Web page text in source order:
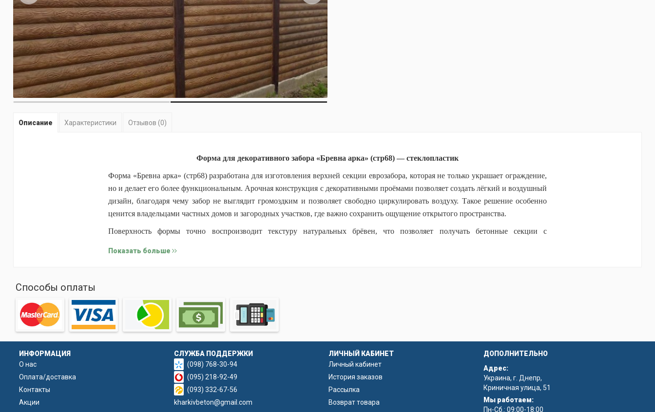
Описание Характеристики Отзывов (0)
Форма для декоративного забора «Бревна арка» (стр68) — стеклопластик
Форма «Бревна арка» (стр68) разработана для изготовления верхней секции еврозабора, которая не только украшает ограждение,
но и делает его более функциональным. Арочная конструкция с декоративными проёмами позволяет создать лёгкий и воздушный
дизайн, благодаря чему забор не выглядит громоздким и позволяет свободно циркулировать воздуху. Такое решение особенно
ценится владельцами частных домов и загородных участков, где важно сохранить ощущение открытого пространства.
Поверхность формы точно воспроизводит текстуру натуральных брёвен, что позволяет получать бетонные секции с
протяжении длительного времени.
Секция «Бревна арка» помогает придать ограждению завершённый архитектурный вид. Она отлично сочетается с другими
элементами серии «Бревна» и позволяет создавать оригинальные заборы с эффектом натурального дерева, которые привлекают
внимание и выгодно выделяются среди стандартных бетонных ограждений.
-Имеет небольшой вес по сравнению с металлическими аналогами.
-Обеспечивает удобную распалубку готовых изделий.
-Экономически выгодна благодаря длительному сроку службы.
Показать больше
Способы оплаты
ИНФОРМАЦИЯ
О нас
Оплата/доставка
Контакты
Акции
СЛУЖБА ПОДДЕРЖКИ
(098) 768-30-94
(095) 218-92-49
(093) 332-67-56
kharkivbeton@gmail.com
ЛИЧНЫЙ КАБИНЕТ
Личный кабинет
История заказов
Рассылка
Возврат товара
ДОПОЛНИТЕЛЬНО
Адрес:
Украина, г. Днепр,
Криничная улица, 51
Мы работаем:
Пн-Сб.: 09:00-18:00